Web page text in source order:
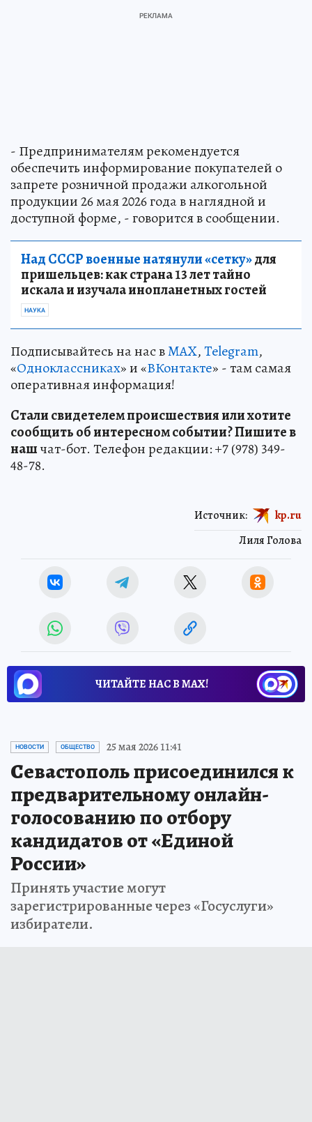
- Предпринимателям рекомендуется
обеспечить информирование покупателей о
запрете розничной продажи алкогольной
продукции 26 мая 2026 года в наглядной и
доступной форме, - говорится в сообщении.
Над СССР военные натянули «сетку»для
пришельцев: как страна 13 лет тайно
искала и изучала инопланетных гостей
НАУКА
Подписывайтесь на нас вMAX,Telegram,
«Одноклассниках» и «ВКонтакте» - там самая
оперативная информация!
Стали свидетелем происшествия или хотите
сообщить об интересном событии? Пишите в
нашчат-бот. Телефон редакции: +7 (978) 349-
48-78.
Лиля Голова
Источник: kp.ru
ЧИТАЙТЕ НАС В МАХ!
НОВОСТИ ОБЩЕСТВО 25 мая 2026 11:41
Севастополь присоединился к
предварительному онлайн-
голосованию по отбору
кандидатов от «Единой
России»
Принять участие могут
зарегистрированные через «Госуслуги»
избиратели.